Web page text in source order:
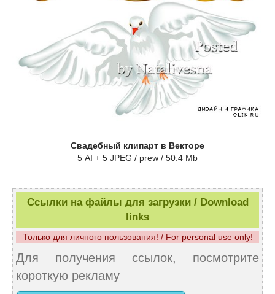
Свадебный клипарт в Векторе
5 AI + 5 JPEG / prew / 50.4 Mb
Ссылки на файлы для загрузки / Download
links
Только для личного пользования! / For personal use only!
Для получения ссылок, посмотрите
короткую рекламу